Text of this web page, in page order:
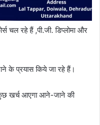
चल रहे हैं ,पी.जी. डिप्लोमा और
के प्रयास किये जा रहे हैं।
कुछ खर्च आएगा आने-जाने की